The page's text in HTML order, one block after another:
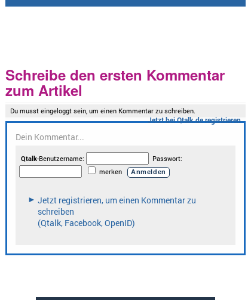
Schreibe den ersten Kommentar
zum Artikel